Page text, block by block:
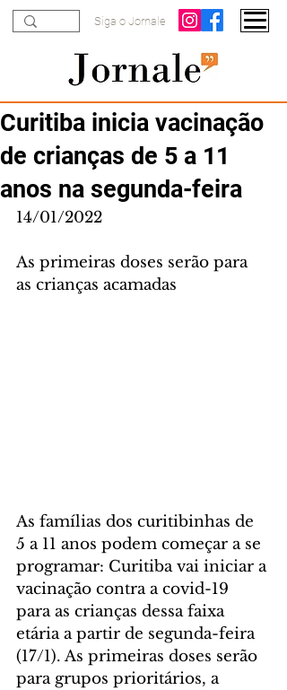
Siga o Jornale
Curitiba inicia vacinação
de crianças de 5 a 11
anos na segunda-feira
14/01/2022
As primeiras doses serão para
as crianças acamadas
As famílias dos curitibinhas de
5 a 11 anos podem começar a se
programar: Curitiba vai iniciar a
vacinação contra a covid-19
para as crianças dessa faixa
etária a partir de segunda-feira
(17/1). As primeiras doses serão
para grupos prioritários, a